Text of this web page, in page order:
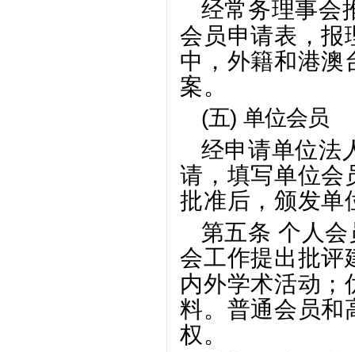
经常务理事会
会员申请表，报
中，外籍和港澳
案。
(五) 单位会员
经申请单位法
请，填写单位会
批准后，颁发单
第五条 个人
会工作提出批评
内外学术活动；
料。普通会员和
权。